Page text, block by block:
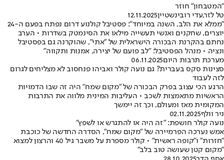
"המטבחון" חוזר
טל לזר,עדי רובינשטיין12.11.2025
"ממלא את הלב, השנה במיוחד": פסטיבל קולנוע דרום נפתח בפעם ה-24
יוצרים, שחקנים ואנשי תעשייה מילאו את הסינמטק בשדרות • הערב
נחתם בהקרנת הבכורה הישראלית של "אתי", שהוקרנה גם בפסטיבל
ונציה • מנהל הפסטיבל: "לב פועם של יצירה, אמנות ותקווה"
מערכת תרבות היום06.11.2025
סצינות סקס בעברית? גם נועה קולר ואביהו פנחסוב לא מצליחים לגרום
לזה לעבוד
הרגע הכי עצוב בפרק הבכורה של "מקום שמח" היה זה שבו הדמויות
הראשיות מתאמצות לשכב • העליבות המינית מלווה את התרבות
המקומית מאז ומעולם, וכך זה יימשך
ניר וולף02.11.2025
נועה קולר חושפת: "זה היה או להתגרש או לשפץ"
אמש נערכה הפרמיירה של "מקום שמח", הסדרה החדשה של כוכבת
"חזרות" ו"קופה ראשית" • קולר מספרת על משבר גיל 40 והרצון למצוא
"מקום קטן שעושה טוב בלב"